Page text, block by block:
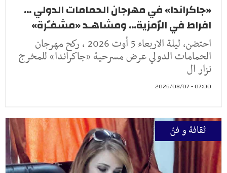
«جاكراندا» في مهرجان الحمامات الدولي ...
افراط في الرّمزية... ومشاهـد «مشفـّرة»
احتضن، ليلة الاربعاء 5 أوت 2026 ، ركح مهرجان
الحمامات الدولي عرض مسرحية «جاكراندا» للمخرج
نزار ال
07:00 - 2026/08/07
ثقافة و فنّ